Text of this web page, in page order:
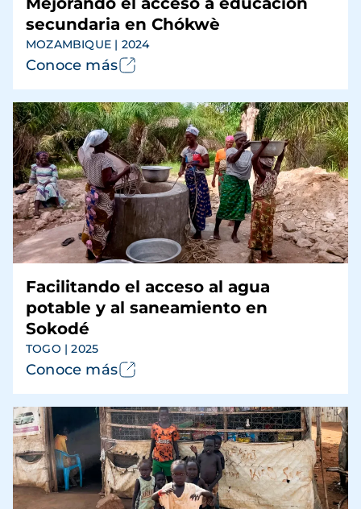
secundaria en Chókwè
MOZAMBIQUE | 2024
Conoce más
Facilitando el acceso al agua
potable y al saneamiento en
Sokodé
TOGO | 2025
Conoce más